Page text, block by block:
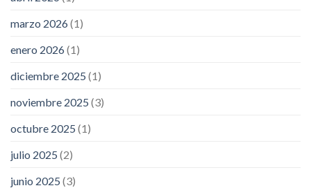
marzo 2026(1)
enero 2026(1)
diciembre 2025 (1)
noviembre 2025 (3)
octubre 2025 (1)
julio 2025 (2)
junio 2025 (3)